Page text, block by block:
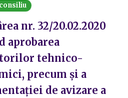
nr. 32/20.02.2020
aprobarea
tehnico-
precum și a
de avizare a